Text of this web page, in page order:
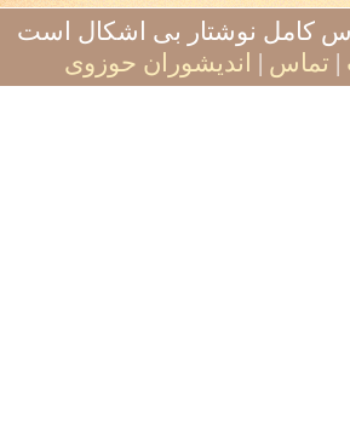
کامل نوشتار بی اشکال است
| تماس | اندیشوران حوزوی